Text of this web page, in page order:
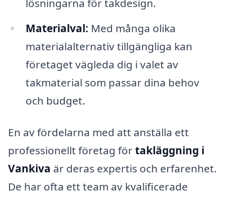
lösningarna för takdesign.
Materialval: Med många olika
materialalternativ tillgängliga kan
företaget vägleda dig i valet av
takmaterial som passar dina behov
och budget.
En av fördelarna med att anställa ett
professionellt företag förtakläggning i
Vankiva är deras expertis och erfarenhet.
De har ofta ett team av kvalificerade